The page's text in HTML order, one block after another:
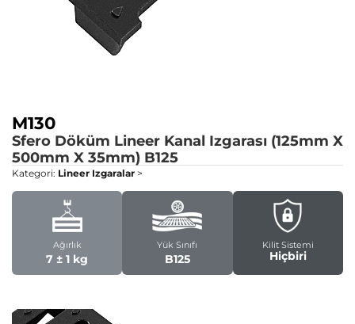
M130
Sfero Döküm Lineer Kanal Izgarası (125mm X
500mm X 35mm) B125
Kategori: Lineer Izgaralar >
Ağırlık
7 ± 1 kg
Yük Sınıfı
B125
Kilit Sistemi
Hiçbiri